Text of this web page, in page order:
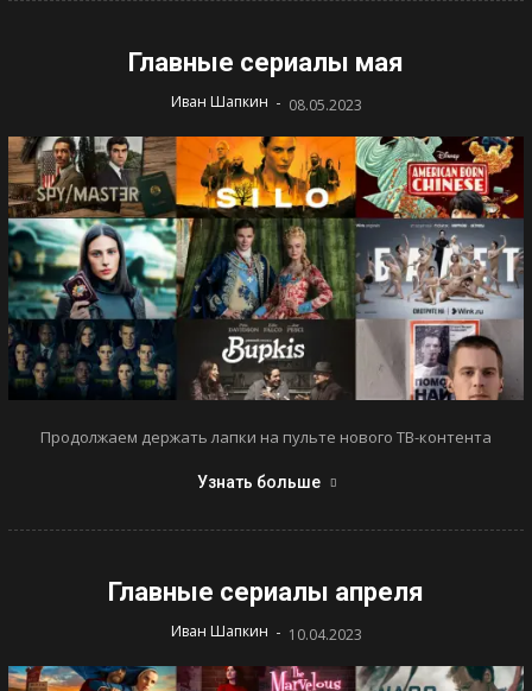
Главные сериалы мая
Иван Шапкин - 08.05.2023
Продолжаем держать лапки на пульте нового ТВ-контента
Узнать больше
Главные сериалы апреля
Иван Шапкин - 10.04.2023